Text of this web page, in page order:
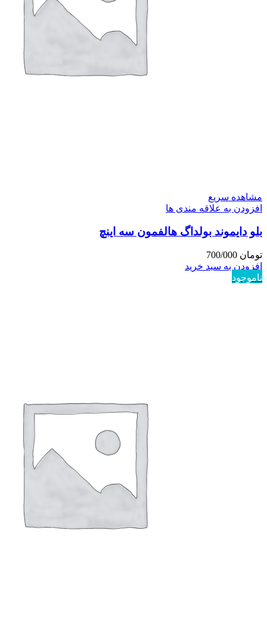
مشاهده سریع
افزودن به علاقه مندی ها
بلو دایموند بولداگ هالفمون سه اینچ
تومان
افزودن به سبد خرید
ناموجود